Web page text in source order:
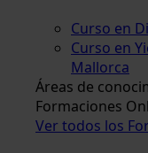
Curso en
Curso en
Mallorca
Áreas de
Formaciones
Ver todos los